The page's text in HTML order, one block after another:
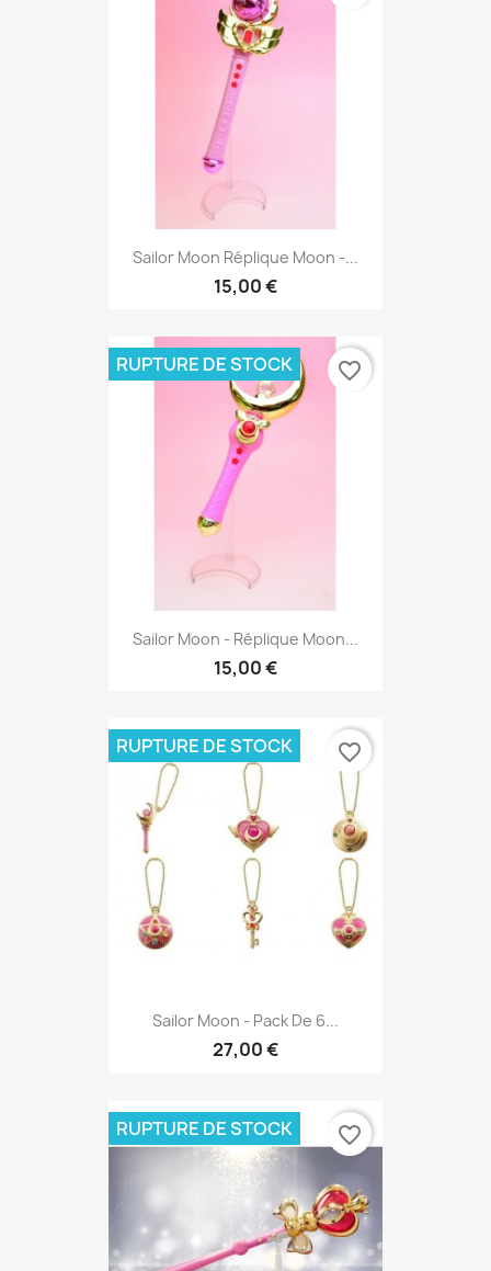
Sailor Moon Réplique Moon -...
15,00 €
Sailor Moon - Réplique Moon...
15,00 €
RUPTURE DE STOCK favorite_border
Sailor Moon - Pack De 6...
27,00 €
RUPTURE DE STOCK favorite_border
RUPTURE DE STOCK favorite_border